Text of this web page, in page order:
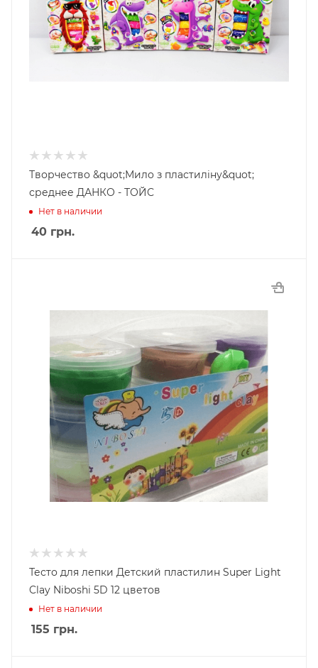
Творчество &quot;Мило з пластиліну&quot;
среднее ДАНКО - ТОЙС
Нет в наличии
40 грн.
Тесто для лепки Детский пластилин Super Light
Clay Niboshi 5D 12 цветов
Нет в наличии
155 грн.